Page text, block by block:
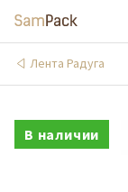
Лента Радуга
В наличии